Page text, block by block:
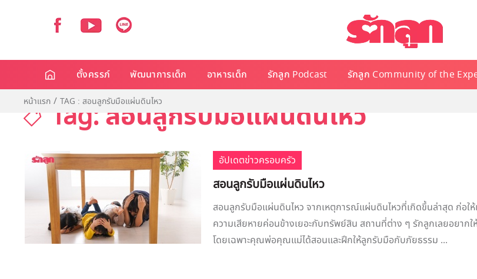
ตั้งครรภ์ พัฒนาการเด็ก อาหารเด็ก รักลูก Podcast รักลูก Community of the
หน้าแรก TAG : สอนลูกรับมือแผ่นดินไหว
Tag: สอนลูกรับมือแผ่นดินไหว
อัปเดตข่าวครอบครัว
สอนลูกรับมือแผ่นดินไหว
สอนลูกรับมือแผ่นดินไหว จากเหตุการณ์แผ่นดินไหวที่เกิดขึ้นล่าสุด ก่อให้
ความเสียหายค่อนข้างเยอะกับทรัพย์สิน สถานที่ต่าง ๆ รักลูกเลยอยาก
โดยเฉพาะคุณพ่อคุณแม่ได้สอนและฝึกให้ลูกรับมือกับภัยธรรม ...